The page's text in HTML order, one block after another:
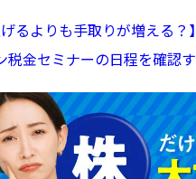
るよりも手取りが増える
金セミナーの日程を確認